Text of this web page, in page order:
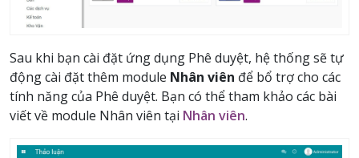
Sau khi bạn cài đặt ứng dụng Phê duyệt, hệ thống sẽ tự
động cài đặt thêm module Nhân viên để bổ trợ cho các
tính năng của Phê duyệt. Bạn có thể tham khảo các bài
viết về module Nhân viên tại Nhân viên.